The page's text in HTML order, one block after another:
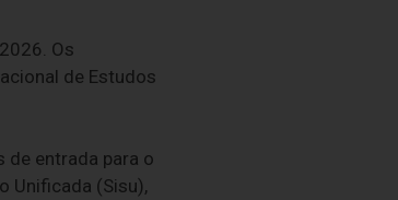
Os
de Estudos
de entrada para o
Unificada (Sisu),